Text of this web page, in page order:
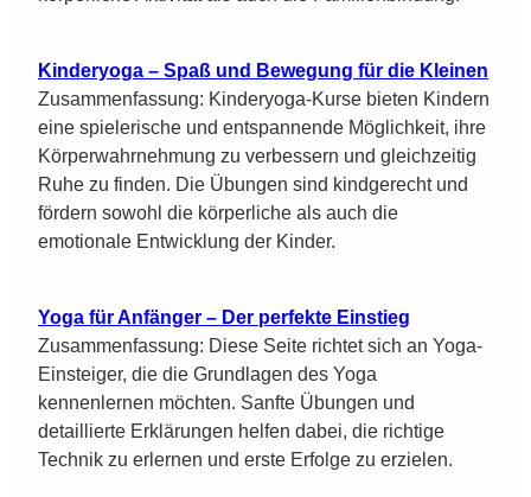
Kinderyoga – Spaß und Bewegung für die Kleinen
Zusammenfassung: Kinderyoga-Kurse bieten Kindern
eine spielerische und entspannende Möglichkeit, ihre
Körperwahrnehmung zu verbessern und gleichzeitig
Ruhe zu finden. Die Übungen sind kindgerecht und
fördern sowohl die körperliche als auch die
emotionale Entwicklung der Kinder.
Yoga für Anfänger – Der perfekte Einstieg
Zusammenfassung: Diese Seite richtet sich an Yoga-
Einsteiger, die die Grundlagen des Yoga
kennenlernen möchten. Sanfte Übungen und
detaillierte Erklärungen helfen dabei, die richtige
Technik zu erlernen und erste Erfolge zu erzielen.